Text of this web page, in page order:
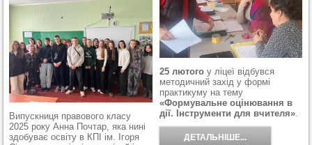
Випускниця правового класу
2025 року Анна Почтар, яка нині
здобуває освіту в КПІ ім. Ігоря
25 лютогоу ліцеї відбувся
методичний захід у формі
практикуму на тему
«Формувальне оцінювання в
дії. Інструменти для вчителя».
ДЕТАЛЬНІШЕ...